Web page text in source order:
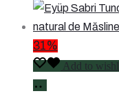
inițial
a
31,00 lei.
31%
Add to